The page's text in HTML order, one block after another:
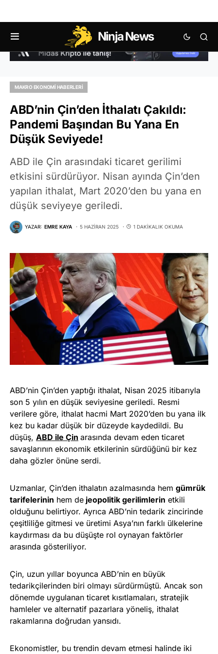
Ninja News
MAKRO EKONOMI HABERLERI
ABD’nin Çin’den İthalatı Çakıldı:
Pandemi Başından Bu Yana En
Düşük Seviyede!
ABD ile Çin arasındaki ticaret gerilimi
etkisini sürdürüyor. Nisan ayında Çin’den
yapılan ithalat, Mart 2020’den bu yana en
düşük seviyeye geriledi.
YAZAR: EMRE KAYA 5 HAZIRAN 2025 1 DAKIKALIK OKUMA
ABD’nin Çin’den yaptığı ithalat, Nisan 2025 itibarıyla
son 5 yılın en düşük seviyesine geriledi. Resmi
verilere göre, ithalat hacmi Mart 2020’den bu yana ilk
kez bu kadar düşük bir düzeyde kaydedildi. Bu
düşüş, ABD ile Çin arasında devam eden ticaret
savaşlarının ekonomik etkilerinin sürdüğünü bir kez
daha gözler önüne serdi.
Uzmanlar, Çin’den ithalatın azalmasında hem gümrük
tarifelerinin hem de jeopolitik gerilimlerin etkili
olduğunu belirtiyor. Ayrıca ABD’nin tedarik zincirinde
çeşitliliğe gitmesi ve üretimi Asya’nın farklı ülkelerine
kaydırması da bu düşüşte rol oynayan faktörler
arasında gösteriliyor.
Çin, uzun yıllar boyunca ABD’nin en büyük
tedarikçilerinden biri olmayı sürdürmüştü. Ancak son
dönemde uygulanan ticaret kısıtlamaları, stratejik
hamleler ve alternatif pazarlara yöneliş, ithalat
rakamlarına doğrudan yansıdı.
Ekonomistler, bu trendin devam etmesi halinde iki